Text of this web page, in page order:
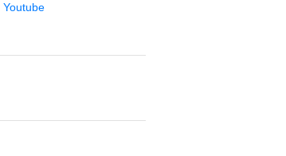
Youtube